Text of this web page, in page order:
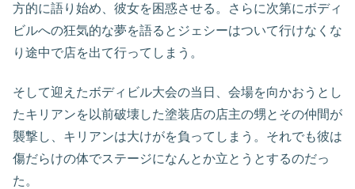
方的に語り始め、彼女を困惑させる。さらに次第にボディ
ビルへの狂気的な夢を語るとジェシーはついて行けなくな
り途中で店を出て行ってしまう。
そして迎えたボディビル大会の当日、会場を向かおうとし
たキリアンを以前破壊した塗装店の店主の甥とその仲間が
襲撃し、キリアンは大けがを負ってしまう。それでも彼は
傷だらけの体でステージになんとか立とうとするのだっ
た。